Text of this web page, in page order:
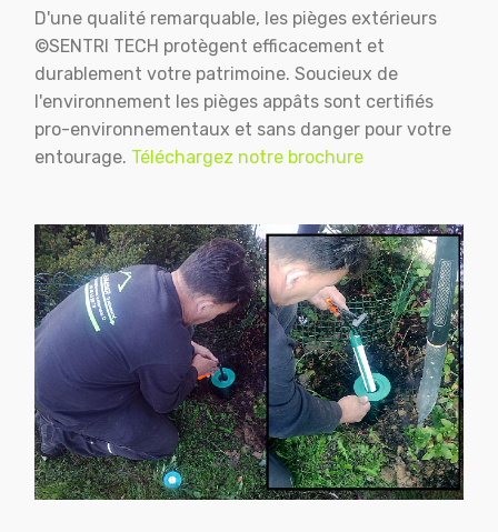
D'une qualité remarquable, les pièges extérieurs
©SENTRI TECH protègent efficacement et
durablement votre patrimoine. Soucieux de
l'environnement les pièges appâts sont certifiés
pro-environnementaux et sans danger pour votre
entourage. Téléchargez notre brochure